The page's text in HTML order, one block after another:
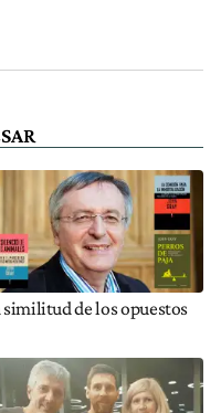
similitud de los opuestos